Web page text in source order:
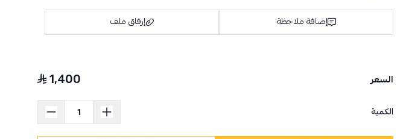
إضافة ملاحظة
إرفاق ملف
السعر 1,400
الكمية